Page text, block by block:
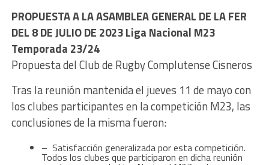
PROPUESTA A LA ASAMBLEA GENERAL DE LA FER
DEL 8 DE JULIO DE 2023 Liga Nacional M23
Temporada 23/24
Propuesta del Club de Rugby Complutense Cisneros
Tras la reunión mantenida el jueves 11 de mayo con
los clubes participantes en la competición M23, las
conclusiones de la misma fueron:
– Satisfacción generalizada por esta competición.
Todos los clubes que participaron en dicha reunión